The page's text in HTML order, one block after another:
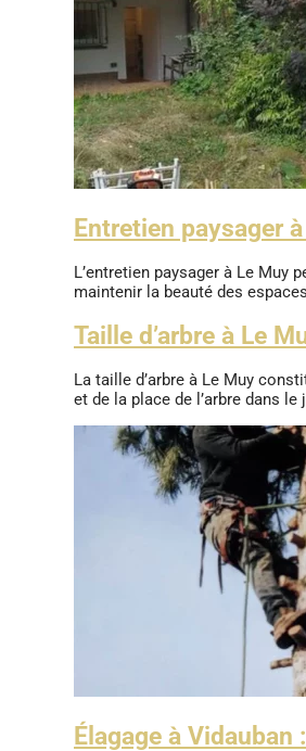
Entretien paysager
L’entretien paysager à Le Muy
maintenir la beauté des
Taille d’arbre à Le
La taille d’arbre à Le Muy
et de la place de l’arbre dans
Élagage à